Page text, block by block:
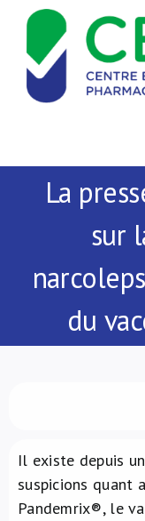
Passer
contenu
Actualités
Publications
NL
La
sur
du
Il existe depuis
suspicions quant
Pandemrix®, le